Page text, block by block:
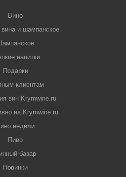
Вино
вина и шампанское
напитки
Подарки
клиентам
вин Krymwine.ru
на Krymwine.ru
недели
Пиво
базар
Новинки